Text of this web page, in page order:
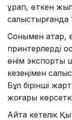
құрап, өткен
салыстырғанда
Сонымен қатар,
принтерлерді
өнім экспорты
кезеңімен
Бұл бірінші
жоғары
Айта кетелік